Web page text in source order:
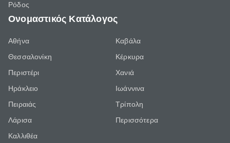
Ρόδος
Ονομαστικός Κατάλογος
Αθήνα
Θεσσαλονίκη
Περιστέρι
Ηράκλειο
Πειραιάς
Λάρισα
Καλλιθέα
Καβάλα
Κέρκυρα
Χανιά
Ιωάννινα
Τρίπολη
Περισσότερα